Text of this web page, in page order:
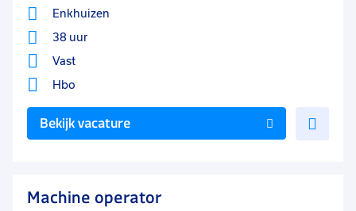
Enkhuizen
38 uur
Vast
Hbo
Bekijk vacature
Machine operator